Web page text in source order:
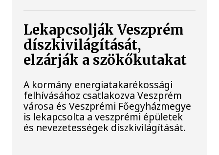
Lekapcsolják Veszprém
díszkivilágítását,
elzárják a szökőkutakat
A kormány energiatakarékossági
felhívásához csatlakozva Veszprém
városa és Veszprémi Főegyházmegye
is lekapcsolta a veszprémi épületek
és nevezetességek díszkivilágítását.